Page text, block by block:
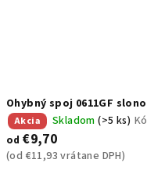
Ohybný spoj 0611GF
Akcia Skladom(>5 ks)
od €9,70
(od €11,93 vrátane DPH)